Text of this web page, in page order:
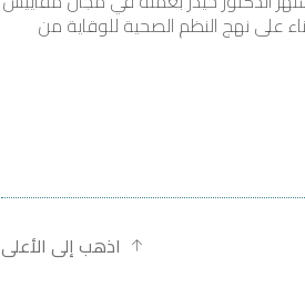
على نهج النظم الصحية للوقاية من
اذهب إلى الأعلى